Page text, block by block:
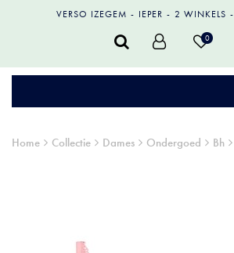
VERSO IZEGEM IEPER 2 WINKELS
0
Home Collectie Dames Ondergoed Bh